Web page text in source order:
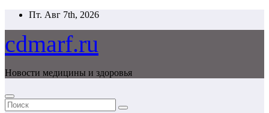
Перейти
содержимому
Пт. Авг 7th, 2026
cdmarf.ru
Новости медицины и здоровья